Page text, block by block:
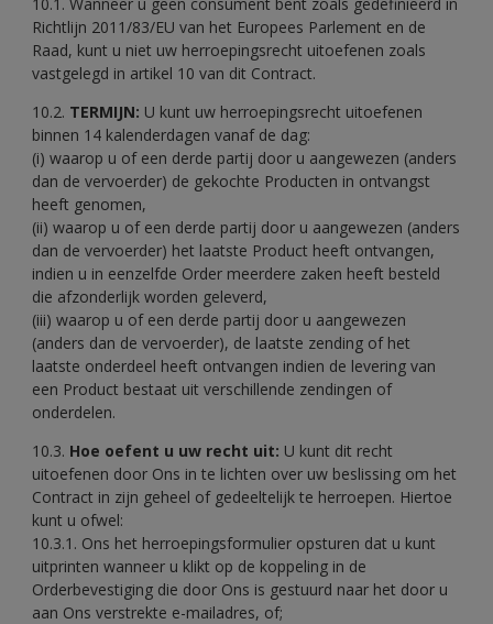
Richtlijn 2011/83/EU van het Europees Parlement en de
Raad, kunt u niet uw herroepingsrecht uitoefenen zoals
vastgelegd in artikel 10 van dit Contract.
10.2. TERMIJN: U kunt uw herroepingsrecht uitoefenen
binnen 14 kalenderdagen vanaf de dag:
(i) waarop u of een derde partij door u aangewezen (anders
dan de vervoerder) de gekochte Producten in ontvangst
heeft genomen,
(ii) waarop u of een derde partij door u aangewezen (anders
dan de vervoerder) het laatste Product heeft ontvangen,
indien u in eenzelfde Order meerdere zaken heeft besteld
die afzonderlijk worden geleverd,
(iii) waarop u of een derde partij door u aangewezen
(anders dan de vervoerder), de laatste zending of het
laatste onderdeel heeft ontvangen indien de levering van
een Product bestaat uit verschillende zendingen of
onderdelen.
10.3. Hoe oefent u uw recht uit: U kunt dit recht
uitoefenen door Ons in te lichten over uw beslissing om het
Contract in zijn geheel of gedeeltelijk te herroepen. Hiertoe
kunt u ofwel:
10.3.1. Ons het herroepingsformulier opsturen dat u kunt
uitprinten wanneer u klikt op de koppeling in de
Orderbevestiging die door Ons is gestuurd naar het door u
aan Ons verstrekte e-mailadres, of;